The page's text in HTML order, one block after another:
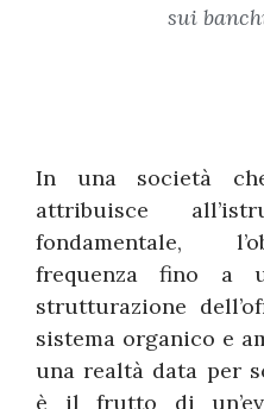
sui
In una società
attribuisce
fondamentale,
frequenza fino a
strutturazione
sistema organico e
una realtà data per
è il frutto di